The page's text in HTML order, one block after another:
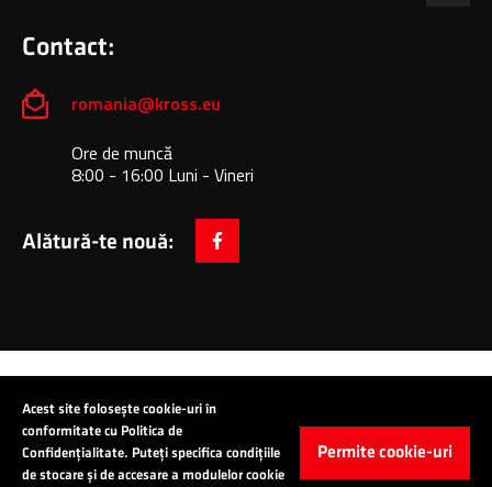
Acest site folosește cookie-uri în
conformitate cu Politica de
Confidențialitate. Puteți specifica condițiile
de stocare și de accesare a modulelor cookie
Permite cookie-uri
Contact:
romania@kross.eu
Ore de muncă
8:00 - 16:00 Luni - Vineri
Alătură-te nouă:
facebook